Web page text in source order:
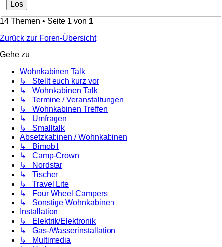
14 Themen • Seite 1 von 1
Zurück zur Foren-Übersicht
Gehe zu
Wohnkabinen Talk
↳ Stellt euch kurz vor
↳ Wohnkabinen Talk
↳ Termine / Veranstaltungen
↳ Wohnkabinen Treffen
↳ Umfragen
↳ Smalltalk
Absetzkabinen / Wohnkabinen
↳ Bimobil
↳ Camp-Crown
↳ Nordstar
↳ Tischer
↳ Travel Lite
↳ Four Wheel Campers
↳ Sonstige Wohnkabinen
Installation
↳ Elektrik/Elektronik
↳ Gas-/Wasserinstallation
↳ Multimedia